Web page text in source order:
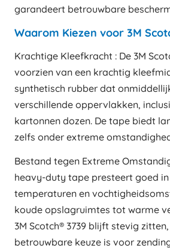
garandeert betrouwbare
Waarom Kiezen voor 3M
Krachtige Kleefkracht : De 3M
voorzien van een krachtig
synthetisch rubber dat
verschillende oppervlakken,
kartonnen dozen. De tape biedt
zelfs onder extreme
Bestand tegen Extreme
heavy-duty tape presteert goed
temperaturen en
koude opslagruimtes tot warme
3M Scotch® 3739 blijft stevig
betrouwbare keuze is voor